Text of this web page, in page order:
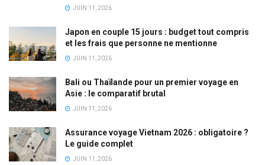
JUIN 11, 2026
Japon en couple 15 jours : budget tout compris
et les frais que personne ne mentionne
JUIN 11, 2026
Bali ou Thaïlande pour un premier voyage en
Asie : le comparatif brutal
JUIN 11, 2026
Assurance voyage Vietnam 2026 : obligatoire ?
Le guide complet
JUIN 11, 2026